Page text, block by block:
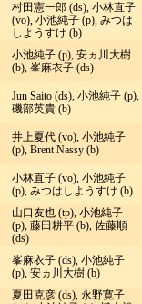
村田憲一郎 (ds), 小林直子
(vo), 小池純子 (p), みつは
しようすけ (b)
小池純子 (p), 安ヵ川大樹
(b), 峯麻衣子 (ds)
Jun Saito (ds), 小池純子 (p),
磯部英貴 (b)
井上夏代 (vo), 小池純子
(p), Brent Nassy (b)
小林直子 (vo), 小池純子
(p), みつはしようすけ (b)
山口友也 (tp), 小池純子
(p), 藤田耕平 (b), 佐藤順
(ds)
峯麻衣子 (ds), 小池純子
(p), 安ヵ川大樹 (b)
夏田克彦 (ds), 永野寛子